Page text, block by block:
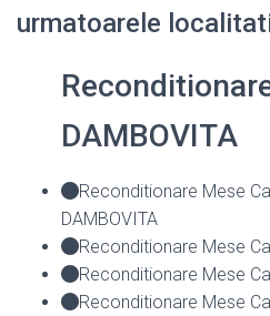
urmatoarele
DAMBOVITA
Reconditionare Mese
DAMBOVITA
Reconditionare Mese
Reconditionare Mese
Reconditionare Mese